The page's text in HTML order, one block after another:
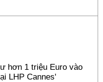
hơn 1 triệu Euro vào
LHP Cannes'